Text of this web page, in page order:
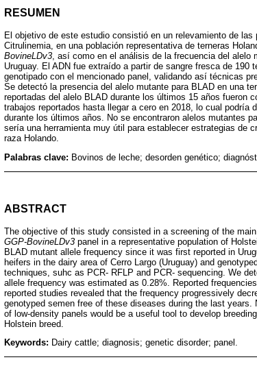
RESUMEN
El objetivo de este estudio consistió en un relevamiento de
Citrulinemia, en una población representativa de terneras
BovineLDv3, así como en el análisis de la frecuencia del alelo
Uruguay. El ADN fue extraído a partir de sangre fresca de 190
genotipado con el mencionado panel, validando así técnicas
Se detectó la presencia del alelo mutante para BLAD en una
reportadas del alelo BLAD durante los últimos 15 años fueron
trabajos reportados hasta llegar a cero en 2018, lo cual podría
durante los últimos años. No se encontraron alelos mutantes
sería una herramienta muy útil para establecer estrategias de
raza Holando.
Palabras clave: Bovinos de leche; desorden genético;
ABSTRACT
The objective of this study consisted in a screening of the
GGP-BovineLDv3 panel in a representative population of
BLAD mutant allele frequency since it was first reported in
heifers in the dairy area of Cerro Largo (Uruguay) and
techniques, suhc as PCR- RFLP and PCR- sequencing. We
allele frequency was estimated as 0.28%. Reported
reported studies revealed that the frequency progressively
genotyped semen free of these diseases during the last
of low-density panels would be a useful tool to develop
Holstein breed.
Keywords: Dairy cattle; diagnosis; genetic disorder; panel.